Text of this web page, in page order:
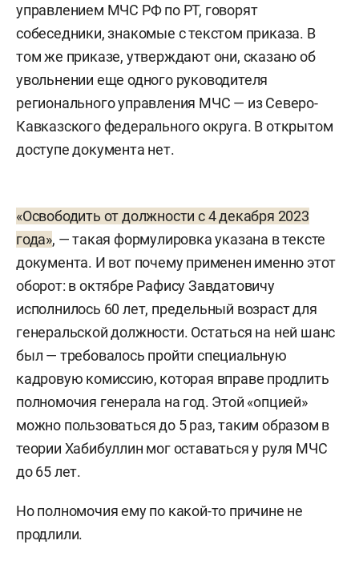
управлением МЧС РФ по РТ, говорят
собеседники, знакомые с текстом приказа. В
том же приказе, утверждают они, сказано об
увольнении еще одного руководителя
регионального управления МЧС — из Северо-
Кавказского федерального округа. В открытом
доступе документа нет.
«Освободить от должности с 4 декабря 2023
года», — такая формулировка указана в тексте
документа. И вот почему применен именно этот
оборот: в октябре Рафису Завдатовичу
исполнилось 60 лет, предельный возраст для
генеральской должности. Остаться на ней шанс
был — требовалось пройти специальную
кадровую комиссию, которая вправе продлить
полномочия генерала на год. Этой «опцией»
можно пользоваться до 5 раз, таким образом в
теории Хабибуллин мог оставаться у руля МЧС
до 65 лет.
Но полномочия ему по какой-то причине не
продлили.